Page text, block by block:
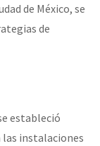
de México, se
de
estableció
instalaciones